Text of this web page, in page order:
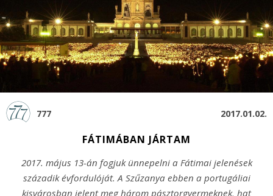
777 2017.01.02.
FÁTIMÁBAN JÁRTAM
2017. május 13-án fogjuk ünnepelni a Fátimai jelenések
századik évfordulóját. A Szűzanya ebben a portugáliai
kisvárosban jelent meg három pásztorgyermeknek, hat